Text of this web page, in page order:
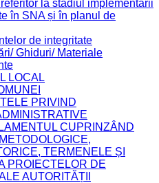
la stadiul implementării
în SNA și în planul de
de integritate
Ghiduri/ Materiale
LOCAL
PRIVIND
CUPRINZÂND
TERMENELE ȘI
PROIECTELOR DE
AUTORITĂȚII